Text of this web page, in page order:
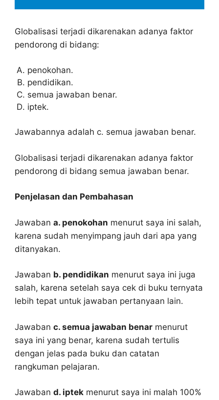
Globalisasi terjadi dikarenakan adanya faktor
pendorong di bidang:
penokohan.
pendidikan.
semua jawaban benar.
iptek.
Jawabannya adalah c. semua jawaban benar.
Globalisasi terjadi dikarenakan adanya faktor
pendorong di bidang semua jawaban benar.
Penjelasan dan Pembahasan
Jawaban a. penokohan menurut saya ini salah,
karena sudah menyimpang jauh dari apa yang
ditanyakan.
Jawaban b. pendidikan menurut saya ini juga
salah, karena setelah saya cek di buku ternyata
lebih tepat untuk jawaban pertanyaan lain.
Jawaban c. semua jawaban benar menurut
saya ini yang benar, karena sudah tertulis
dengan jelas pada buku dan catatan
rangkuman pelajaran.
Jawaban d. iptek menurut saya ini malah 100%